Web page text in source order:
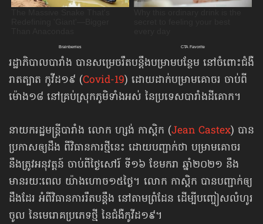
រដ្ឋាភិបាលបារាំង បានសម្រេចរឹតបន្តឹងបម្រាមបន្ថែម នៅចំពោះជំងឺ
រាតត្បាត កូវីដ១៩ (Covid-19) ដោយដាក់បម្រាមគោចរ ចាប់ពី
ម៉ោង១៨ នៅគ្រប់ស្រុកភូមិទាំងអស់ នៃប្រទេសបារាំងដីគោក។
នាយករដ្ឋមន្ត្រីបារាំង លោក ហ្សង់ កាស្ដិក (Jean Castex) បាន
ប្រកាសឲ្យដឹង ពីវិធានការថ្មីនេះ ដោយបញ្ជាក់ថា បម្រាមគោចរ
នឹងត្រូវអនុវត្តន៍ ចាប់ពីថ្ងៃសៅរ៍ ទី១៦ ខែមករា ឆ្នាំ២០២១ នឹង
មានរយៈពេល យ៉ាងហោច១៥ថ្ងៃ។ លោក កាស្តិក បានបញ្ជាក់ឲ្យ
ដឹងដែរ អំពីវិធានការរឹតបន្តឹង នៅតាមព្រំដែន ដើម្បីបញ្ចៀសលំហូរ
ចូល នៃមេរោគប្រភេទថ្មី នៃជំងឺកូវីដ១៩។